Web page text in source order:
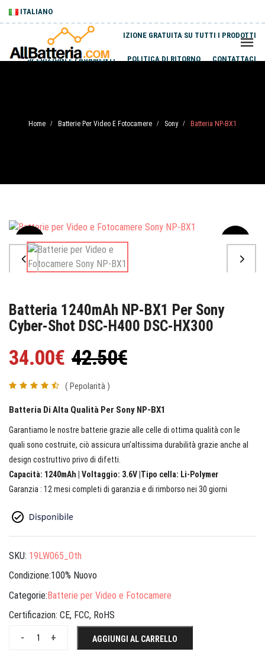
ITALIANO
SPEDIZIONE GRATUITA SU TUTTI I PRODOTTI
SPEDIZIONI E PAGAMENTI POLITICA DI RITORNO CONTATTACI
Home / Batterie Per Video E Fotocamere / Sony / Batteria NP-BX1
Sale
Batteria 1240mAh NP-BX1 Per Sony
Cyber-Shot DSC-H400 DSC-HX300
34.00€ 42.50€
( Pepolarità )
Batteria Di Alta Qualità Per Sony NP-BX1
Garantiamo le nostre batterie grazie alle celle di ottima qualità con le
quali sono costruite, ciò assicura un’altissima durabilità grazie anche al
design costruttivo privo di difetti.
Capacità: 1240mAh | Voltaggio: 3.6V |Tipo cella: Li-Polymer
Garanzia : 12 mesi completi di garanzia e di rimborso nei 30 giorni
SKU: 19LW065_Oth
Condizione:100% Nuovo
Categorie:Batterie per Video e Fotocamere
Certificazion: CE, FCC, RoHS
+
- AGGIUNGI AL CARRELLO